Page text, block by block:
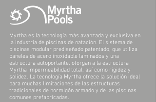
Myrtha es la tecnología más avanzada y exclusiva en
la industria de piscinas de natación. El sistema de
piscinas modular prediseñado patentado, que utiliza
paneles de acero inoxidable laminados y una
estructura autoportante, otorgan a la estructura
Myrtha impermeabilidad total, así como rigidez y
solidez. La tecnología Myrtha ofrece la solución ideal
para muchas limitaciones de las estructuras
tradicionales de hormigón armado y de las piscinas
comunes prefabricadas.